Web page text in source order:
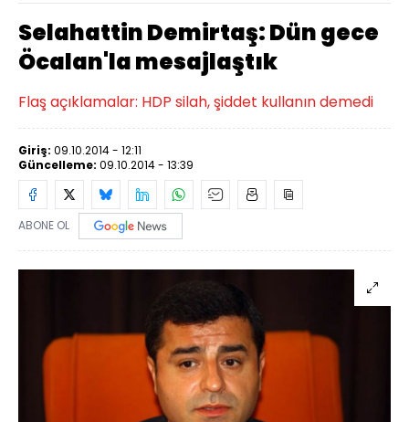
Selahattin Demirtaş: Dün gece
Öcalan'la mesajlaştık
Flaş açıklamalar: HDP silah, şiddet kullanın demedi
Giriş: 09.10.2014 - 12:11
Güncelleme: 09.10.2014 - 13:39
ABONE OL